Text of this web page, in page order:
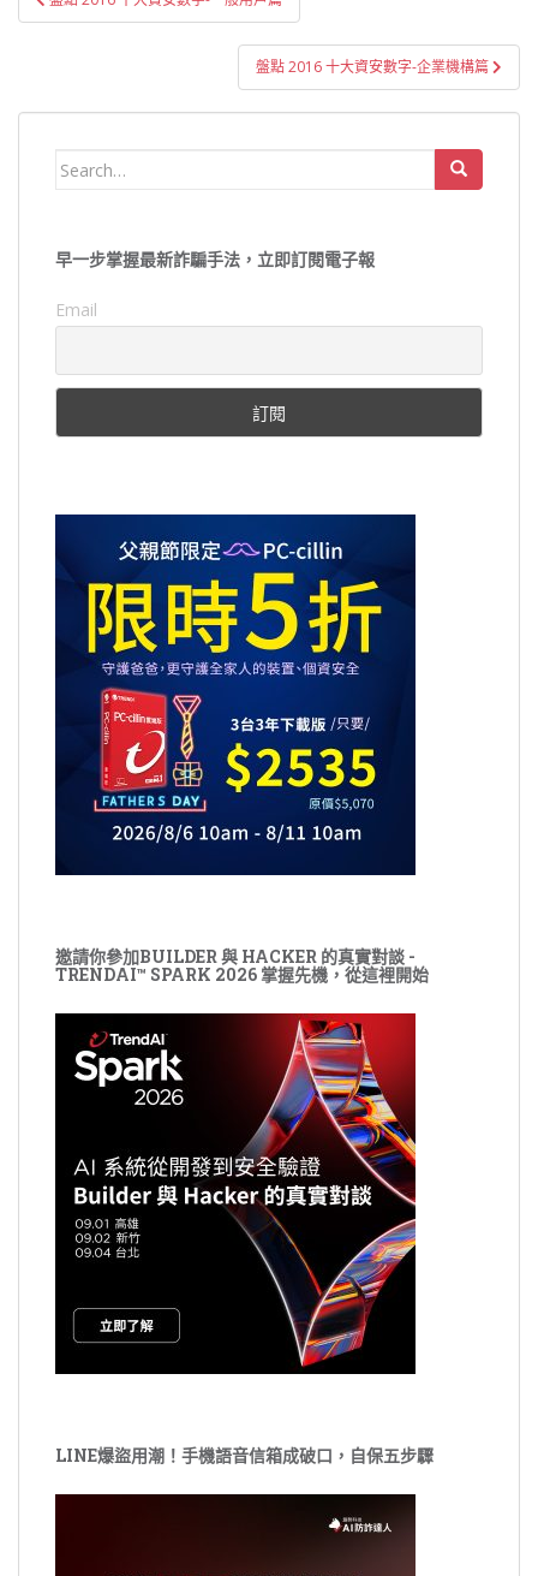
章
盤點 2016 十大資安數字-企業機構篇
Search
早一步掌握最新詐騙手法，立即訂閱電子報
Email
邀請你參加BUILDER 與 HACKER 的真實對談 -
TRENDAI™ SPARK 2026 掌握先機，從這裡開始
LINE爆盜用潮！手機語音信箱成破口，自保五步驟